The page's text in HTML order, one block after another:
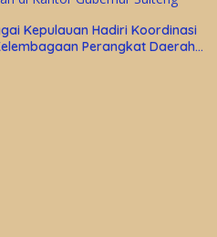
Kepulauan Hadiri Koordinasi
Perangkat Daerah